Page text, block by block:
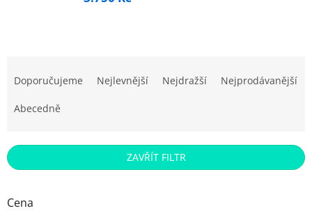
p
r
d
Doporučujeme Nejlevnější Nejdražší Nejprodávanější
Abecedně
ZAVŘÍT FILTR
Cena